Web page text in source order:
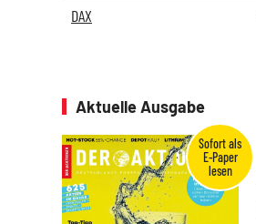
DAX
Aktuelle Ausgabe